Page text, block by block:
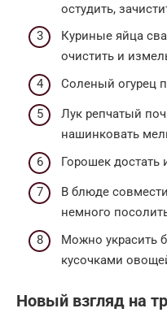
остудить,
Куриные яйца
очистить и
Соленый огурец
Лук репчатый
нашинковать
Горошек достать
В блюде
немного
Можно украсить
кусочками
Новый взгляд на